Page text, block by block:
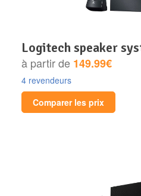
logitech speaker
à partir de 149.99€
4 revendeurs
Comparer les prix